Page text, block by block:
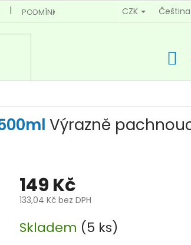
PODMÍNKY OCHRANY OSOBNÍCH ÚDAJŮ
CZK Čeština
Výrazně
149 Kč
133,04 Kč bez DPH
cena:
Skladem (5 ks)